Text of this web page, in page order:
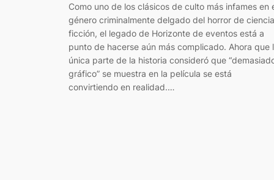
Como uno de los clásicos de culto más infames en
género criminalmente delgado del horror de ciencia
ficción, el legado de Horizonte de eventos está a
punto de hacerse aún más complicado. Ahora que
única parte de la historia consideró que
gráfico” se muestra en la película se está
convirtiendo en realidad.…